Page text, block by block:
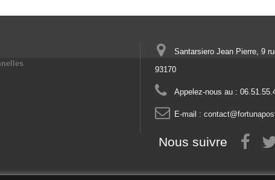
Santarsiero Jean Pierre, 9
93170
Appelez-nous au :
E-mail :
Nous suivre